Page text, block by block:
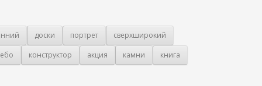
доски портрет
сверхширокий
конструктор акция камни книга